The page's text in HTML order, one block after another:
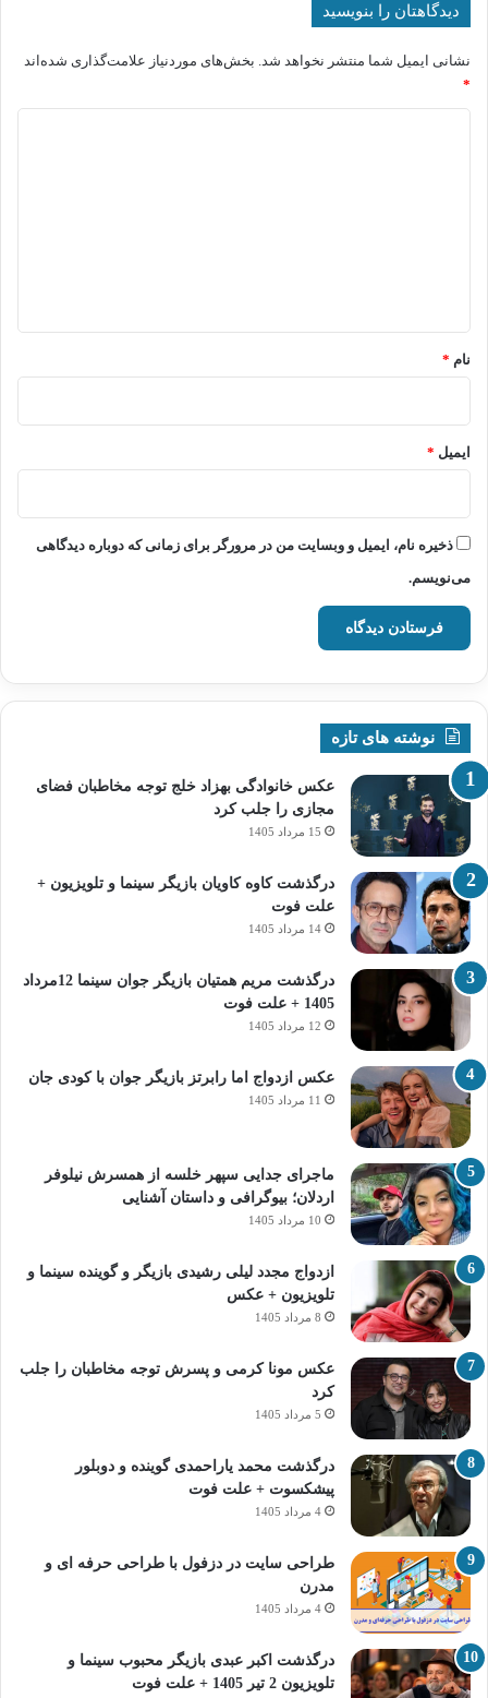
دیدگاهتان را بنویسید
نشانی ایمیل شما منتشر نخواهد شد. بخش‌های موردنیاز علامت‌گذاری شده‌اند
*
نام *
ایمیل *
ذخیره نام، ایمیل و وبسایت من در مرورگر برای زمانی که دوباره دیدگاهی
می‌نویسم.
نوشته های تازه
عکس خانوادگی بهزاد خلج توجه مخاطبان فضای
مجازی را جلب کرد
15 مرداد 1405
درگذشت کاوه کاویان بازیگر سینما و تلویزیون +
علت فوت
14 مرداد 1405
درگذشت مریم همتیان بازیگر جوان سینما 12مرداد
1405 + علت فوت
12 مرداد 1405
عکس ازدواج اما رابرتز بازیگر جوان با کودی جان
11 مرداد 1405
ماجرای جدایی سپهر خلسه از همسرش نیلوفر
اردلان؛ بیوگرافی و داستان آشنایی
10 مرداد 1405
ازدواج مجدد لیلی رشیدی بازیگر و گوینده سینما و
تلویزیون + عکس
8 مرداد 1405
عکس مونا کرمی و پسرش توجه مخاطبان را جلب
کرد
5 مرداد 1405
درگذشت محمد یاراحمدی گوینده و دوبلور
پیشکسوت + علت فوت
4 مرداد 1405
طراحی سایت در دزفول با طراحی حرفه‌ ای و
مدرن
4 مرداد 1405
درگذشت اکبر عبدی بازیگر محبوب سینما و
تلویزیون 2 تیر 1405 + علت فوت